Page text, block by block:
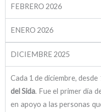
FEBRERO 2026
ENERO 2026
DICIEMBRE 2025
Cada 1 de diciembre,
del Sida. Fue el primer día
en apoyo a las personas